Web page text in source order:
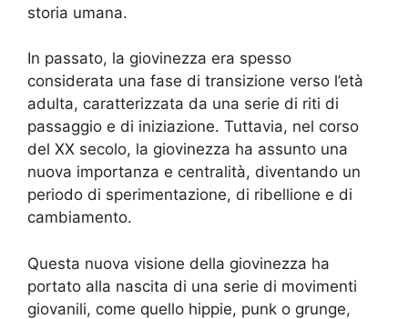
storia umana.
In passato, la giovinezza era spesso
considerata una fase di transizione verso l’età
adulta, caratterizzata da una serie di riti di
passaggio e di iniziazione. Tuttavia, nel corso
del XX secolo, la giovinezza ha assunto una
nuova importanza e centralità, diventando un
periodo di sperimentazione, di ribellione e di
cambiamento.
Questa nuova visione della giovinezza ha
portato alla nascita di una serie di movimenti
giovanili, come quello hippie, punk o grunge,